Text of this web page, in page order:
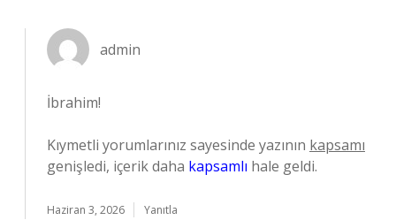
admin
İbrahim!
Kıymetli yorumlarınız sayesinde yazının kapsamı
genişledi, içerik daha kapsamlı hale geldi.
Haziran 3, 2026 Yanıtla